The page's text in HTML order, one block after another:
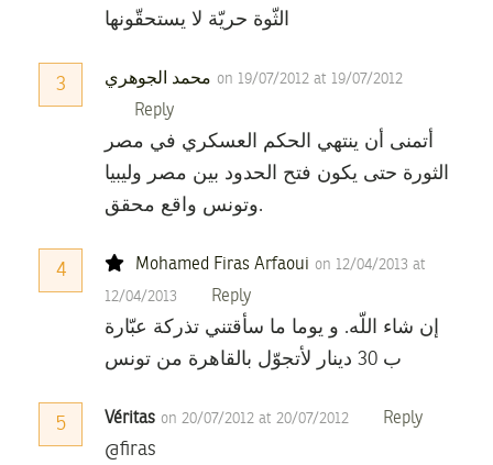
الثّوة حريّة لا يستحقّونها
3 محمد الجوهري on 19/07/2012 at 19/07/2012
Reply
أتمنى أن ينتهي الحكم العسكري في مصر
الثورة حتى يكون فتح الحدود بين مصر وليبيا
وتونس واقع محقق.
4 Mohamed Firas Arfaoui on 12/04/2013 at
12/04/2013 Reply
إن شاء اللّه. و يوما ما سأقتني تذركة عبّارة
ب 30 دينار لأتجوّل بالقاهرة من تونس
5 Véritas on 20/07/2012 at 20/07/2012 Reply
@firas